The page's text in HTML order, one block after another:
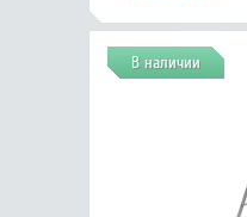
В наличии